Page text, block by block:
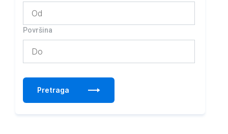
Površina
Pretraga